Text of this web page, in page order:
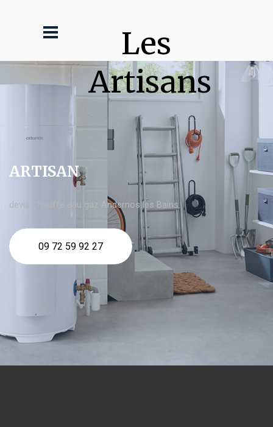
Les
Artisans
ARTISAN
devis Chauffe eau gaz Andernos les Bains
09 72 59 92 27